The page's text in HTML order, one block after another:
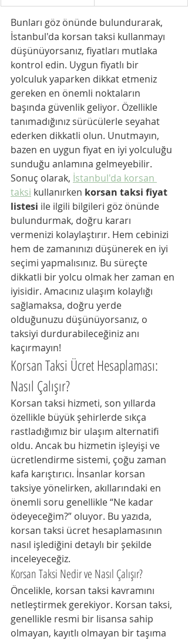
Bunları göz önünde bulundurarak,
İstanbul'da korsan taksi kullanmayı
düşünüyorsanız, fiyatları mutlaka
kontrol edin. Uygun fiyatlı bir
yolculuk yaparken dikkat etmeniz
gereken en önemli noktaların
başında güvenlik geliyor. Özellikle
tanımadığınız sürücülerle seyahat
ederken dikkatli olun. Unutmayın,
bazen en uygun fiyat en iyi yolculuğu
sunduğu anlamına gelmeyebilir.
Sonuç olarak, İstanbul'da korsan
taksi kullanırken korsan taksi fiyat
listesi ile ilgili bilgileri göz önünde
bulundurmak, doğru kararı
vermenizi kolaylaştırır. Hem cebinizi
hem de zamanınızı düşünerek en iyi
seçimi yapmalısınız. Bu süreçte
dikkatli bir yolcu olmak her zaman en
iyisidir. Amacınız ulaşım kolaylığı
sağlamaksa, doğru yerde
olduğunuzu düşünüyorsanız, o
taksiyi durdurabileceğiniz anı
kaçırmayın!
Korsan Taksi Ücret Hesaplaması:
Nasıl Çalışır?
Korsan taksi hizmeti, son yıllarda
özellikle büyük şehirlerde sıkça
rastladığımız bir ulaşım alternatifi
oldu. Ancak bu hizmetin işleyişi ve
ücretlendirme sistemi, çoğu zaman
kafa karıştırıcı. İnsanlar korsan
taksiye yönelirken, akıllarındaki en
önemli soru genellikle “Ne kadar
ödeyeceğim?” oluyor. Bu yazıda,
korsan taksi ücret hesaplamasının
nasıl işlediğini detaylı bir şekilde
inceleyeceğiz.
Korsan Taksi Nedir ve Nasıl Çalışır?
Öncelikle, korsan taksi kavramını
netleştirmek gerekiyor. Korsan taksi,
genellikle resmi bir lisansa sahip
olmayan, kayıtlı olmayan bir taşıma